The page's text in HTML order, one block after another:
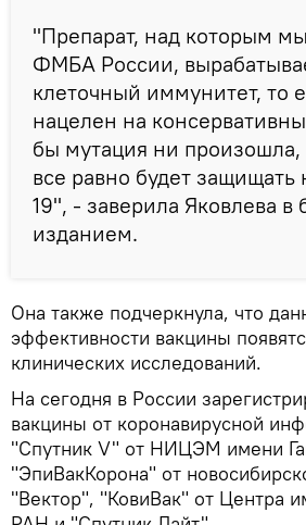
"Препарат, над которым
ФМБА России,
клеточный иммунитет, то
нацелен на
бы мутация ни произошла,
все равно будет защищать
19", - заверила Яковлева в
изданием.
Она также подчеркнула, что
эффективности вакцины
клинических исследований.
На сегодня в России
вакцины от коронавирусной
"Спутник V" от НИЦЭМ имени
"ЭпиВакКорона" от
"Вектор", "КовиВак" от Центра